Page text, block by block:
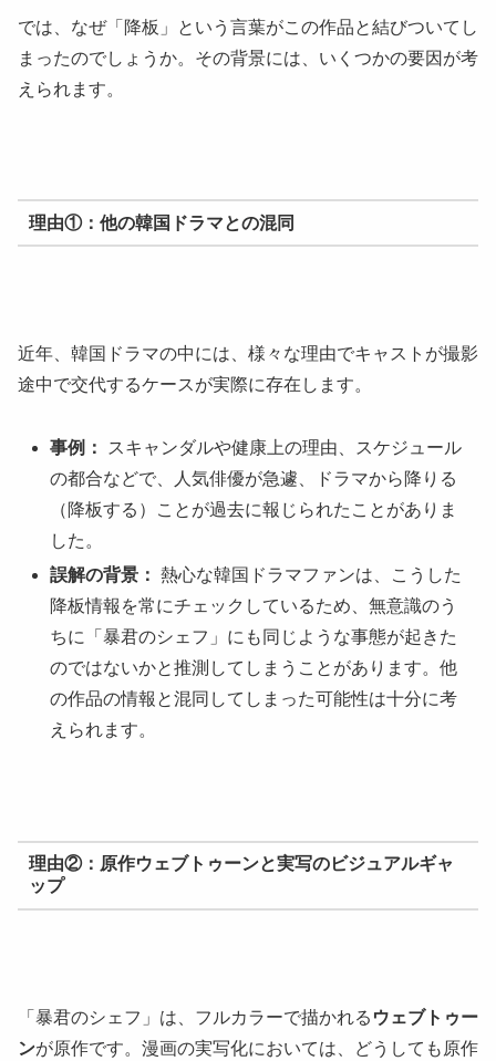
では、なぜ「降板」という言葉がこの作品と結びついてし
まったのでしょうか。その背景には、いくつかの要因が考
えられます。
理由①：他の韓国ドラマとの混同
近年、韓国ドラマの中には、様々な理由でキャストが撮影
途中で交代するケースが実際に存在します。
事例：
スキャンダルや健康上の理由、スケジュール
の都合などで、人気俳優が急遽、ドラマから降りる
（降板する）ことが過去に報じられたことがありま
した。
誤解の背景： 熱心な韓国ドラマファンは、こうした
降板情報を常にチェックしているため、無意識のう
ちに「暴君のシェフ」にも同じような事態が起きた
のではないかと推測してしまうことがあります。他
の作品の情報と混同してしまった可能性は十分に考
えられます。
理由②：原作ウェブトゥーンと実写のビジュアルギャ
ップ
「暴君のシェフ」は、フルカラーで描かれる ウェブトゥー
ンが原作です。漫画の実写化においては、どうしても原作